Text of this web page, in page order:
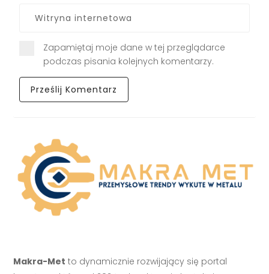
Zapamiętaj moje dane w tej przeglądarce
podczas pisania kolejnych komentarzy.
Makra-Met to dynamicznie rozwijający się portal